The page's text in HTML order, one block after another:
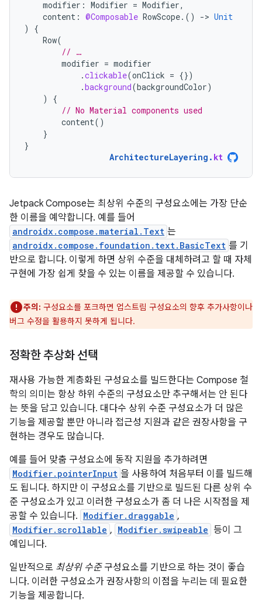
modifier : Modifier = Modifier,
content : @Composable RowScope.() -> Unit
)
{
Row(
// …
modifier = modifier
.clickable(onClick = {})
.background(backgroundColor)
)
{
// No Material components used
content()
}
}
ArchitectureLayering . kt
Jetpack Compose는 최상위 수준의 구성요소에는 가장 단순
한 이름을 예약합니다. 예를 들어
androidx.compose.material.Text 는
androidx.compose.foundation.text.BasicText 를 기
반으로 합니다. 이렇게 하면 상위 수준을 대체하려고 할 때 자체
구현에 가장 쉽게 찾을 수 있는 이름을 제공할 수 있습니다.
주의: 구성요소를 포크하면 업스트림 구성요소의 향후 추가사항이나
버그 수정을 활용하지 못하게 됩니다.
정확한 추상화 선택
재사용 가능한 계층화된 구성요소를 빌드한다는 Compose 철
학의 의미는 항상 하위 수준의 구성요소만 추구해서는 안 된다
는 뜻을 담고 있습니다. 대다수 상위 수준 구성요소가 더 많은
기능을 제공할 뿐만 아니라 접근성 지원과 같은 권장사항을 구
현하는 경우도 많습니다.
예를 들어 맞춤 구성요소에 동작 지원을 추가하려면
Modifier.pointerInput 을 사용하여 처음부터 이를 빌드해
도 됩니다. 하지만 이 구성요소를 기반으로 빌드된 다른 상위 수
준 구성요소가 있고 이러한 구성요소가 좀 더 나은 시작점을 제
공할 수 있습니다. Modifier.draggable ,
Modifier.scrollable , Modifier.swipeable 등이 그
예입니다.
일반적으로 최상위 수준구성요소를 기반으로 하는 것이 좋습
니다. 이러한 구성요소가 권장사항의 이점을 누리는 데 필요한
기능을 제공합니다.